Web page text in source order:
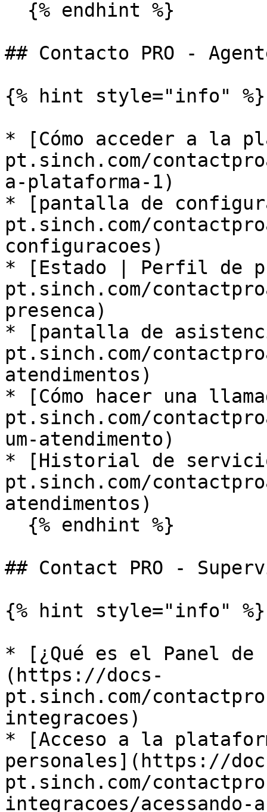
## Contacto PRO -
{% hint style="info" %}
* ​[Cómo acceder a la
pt.sinch.com/
a-plataforma-1) ​
* ​[pantalla de
pt.sinch.com/
configuracoes)
* ​[Estado | Perfil de
pt.sinch.com/
presenca) ​
* ​[pantalla de
pt.sinch.com/
atendimentos)
* ​[Cómo hacer una
pt.sinch.com/
um-atendimento)
* ​[Historial de
pt.sinch.com/
atendimentos)
## Contact PRO -
{% hint style="info" %}
* ​[¿Qué es el Panel
(https://docs-
pt.sinch.com/
integracoes) ​
* ​[Acceso a la
personales](https://
pt.sinch.com/
integracoes/